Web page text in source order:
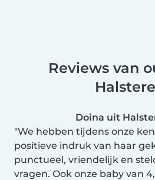
Reviews van
Doina uit
We hebben tijdens onze
positieve indruk van haar
punctueel, vriendelijk en
vragen. Ook onze baby van